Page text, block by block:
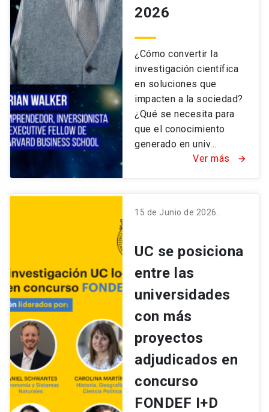
2026
¿Cómo convertir la
investigación científica
en soluciones que
impacten a la sociedad?
¿Qué se necesita para
que el conocimiento
generado en univ...
Ver más
arrow_forward
15 de Junio de 2026.
UC se posiciona
entre las
universidades
con más
proyectos
adjudicados en
concurso
FONDEF I+D